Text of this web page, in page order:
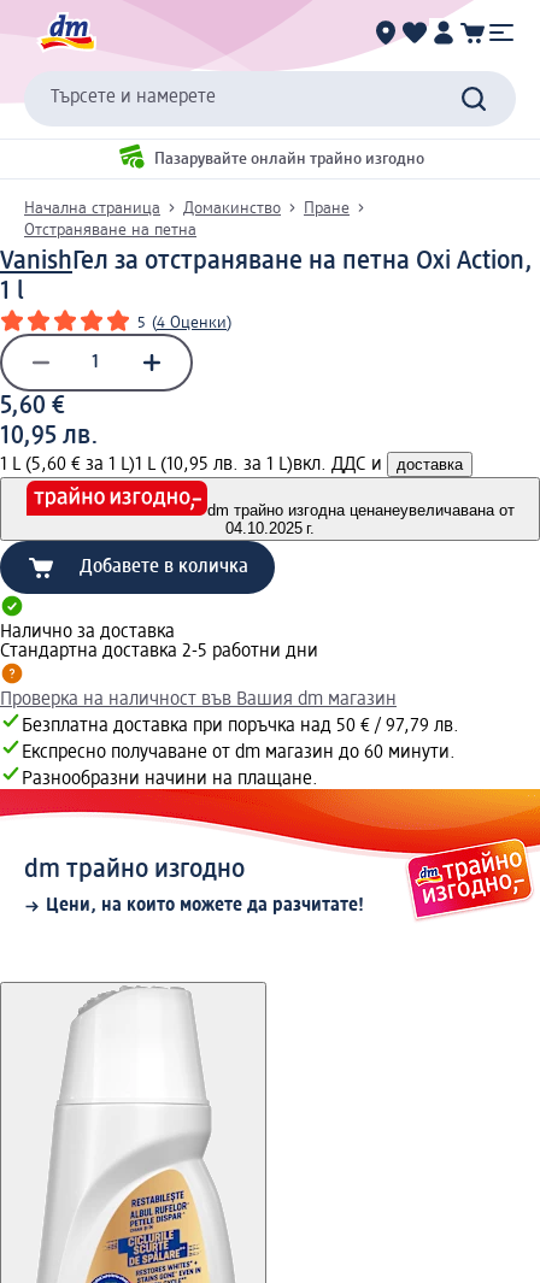
Търсете и намерете
Пазарувайте онлайн трайно изгодно
Начална страница Домакинство
Пране
Отстраняване на петна
VanishГел за отстраняване на петна Oxi Action,
1 l
5 (4 Оценки)
5,60 €
10,95 лв.
1 L (5,60 € за 1 L)1 L (10,95 лв. за 1 L)вкл. ДДС и доставка
dm трайно изгодна ценанеувеличавана от
04.10.2025 г.
Добавете в количка
Налично за доставка
Стандартна доставка 2-5 работни дни
Проверка на наличност във Вашия dm магазин
Безплатна доставка при поръчка над 50 € / 97,79 лв.
Експресно получаване от dm магазин до 60 минути.
Разнообразни начини на плащане.
dm трайно изгодно
Цени, на които можете да разчитате!